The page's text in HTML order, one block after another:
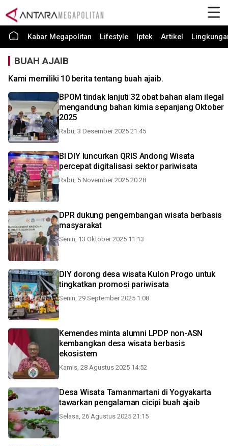
Kabar Megapolitan Lifestyle Iptek Artikel
BUAH AJAIB
Kami memiliki 10 berita tentang buah ajaib.
BPOM tindak lanjuti 32 obat bahan alam ilegal
mengandung bahan kimia sepanjang Oktober
2025
Rabu, 3 Desember 2025 21:45
BI DIY luncurkan QRIS Andong Wisata
percepat digitalisasi sektor pariwisata
Rabu, 5 November 2025 20:28
DPR dukung pengembangan wisata berbasis
masyarakat
Senin, 13 Oktober 2025 11:13
DIY dorong desa wisata Kulon Progo untuk
tingkatkan promosi pariwisata
Senin, 29 September 2025 1:08
Kemendes minta alumni LPDP non-ASN
kembangkan desa wisata berbasis
ekosistem
Kamis, 28 Agustus 2025 14:52
Desa Wisata Tamanmartani di Yogyakarta
tawarkan pengalaman cicipi buah ajaib
Selasa, 26 Agustus 2025 21:15